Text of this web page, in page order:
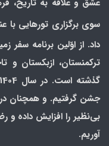
عشق و علاقه به تاریخ،
سوی برگزاری تورهایی با
داد. از اوّلین برنامه
ترکمنستان، ازبکستان
جشن گرفتیم. و همچنان
بی‌نظیر را افزایش داده
آوریم.